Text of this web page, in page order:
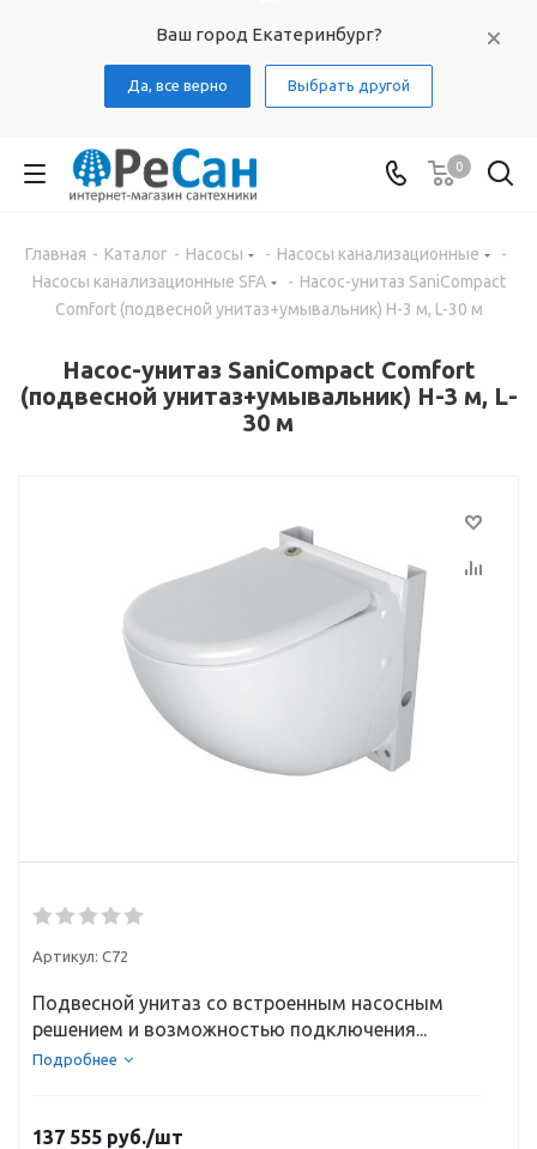
Ваш город Екатеринбург?
Да, все верно Выбрать другой
0
Главная - Каталог - Насосы - Насосы канализационные
-
Насосы канализационные SFA
- Насос-унитаз SaniCompact
Comfort (подвесной унитаз+умывальник) H-3 м, L-30 м
Насос-унитаз SaniCompact Comfort
(подвесной унитаз+умывальник) H-3 м, L-
30 м
Артикул: C72
Подвесной унитаз со встроенным насосным
решением и возможностью подключения...
Подробнее
137 555 руб./шт